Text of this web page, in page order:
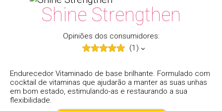
Shine Strengthen
Opiniões dos consumidores:
(1)
Endurecedor Vitaminado de base brilhante. Formulado com
cocktail de vitaminas que ajudarão a manter as suas unhas
em bom estado, estimulando-as e restaurando a sua
flexibilidade.